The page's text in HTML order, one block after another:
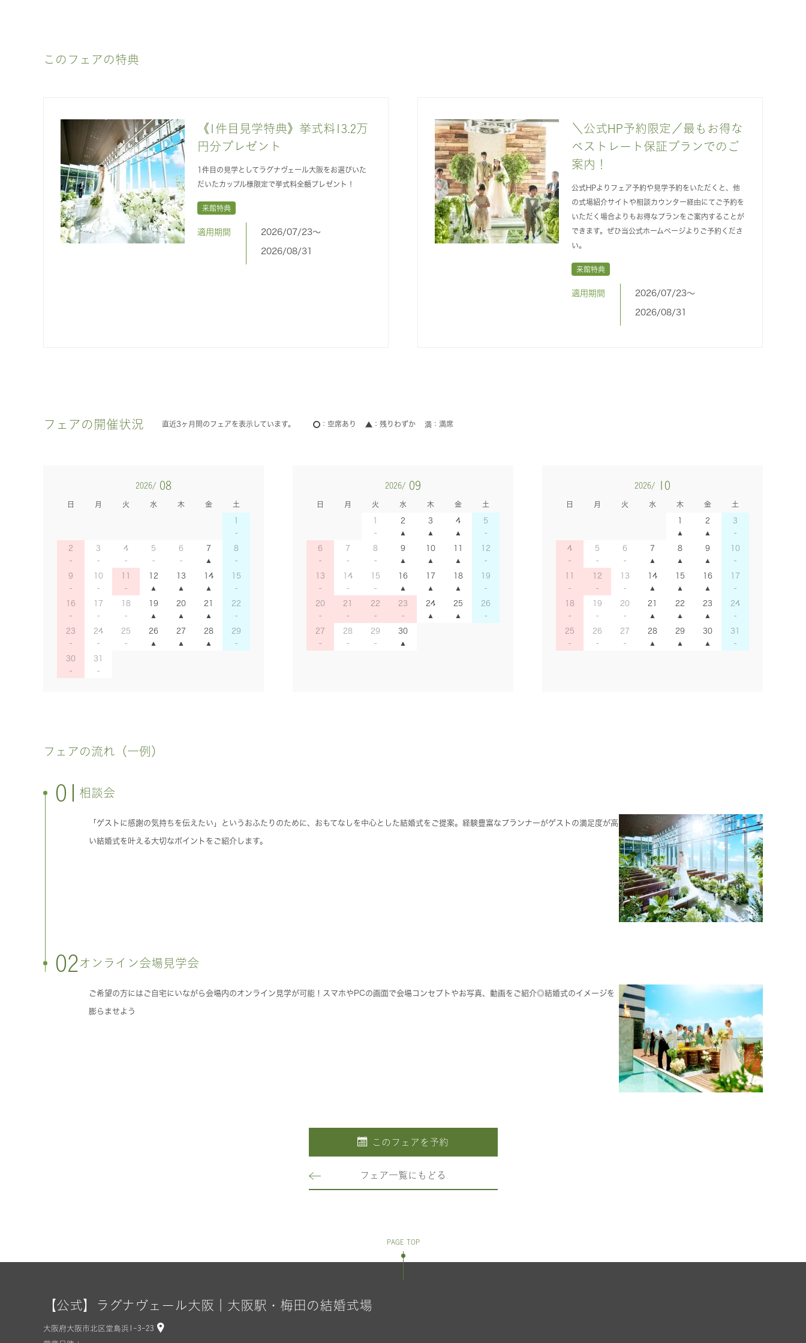
このフェアの特典
《1件目見学特典》挙式料13.2万
円分プレゼント
1件目の見学としてラグナヴェール大阪をお選びいた
だいたカップル様限定で挙式料全額プレゼント！
来館特典
適用期間 2026/07/23〜
2026/08/31
＼公式HP予約限定／最もお得な
ベストレート保証プランでのご
案内！
公式HPよりフェア予約や見学予約をいただくと、他
の式場紹介サイトや相談カウンター経由にてご予約を
いただく場合よりもお得なプランをご案内することが
できます。ぜひ当公式ホームページよりご予約くださ
い。
来館特典
適用期間 2026/07/23〜
2026/08/31
フェアの開催状況 直近3ヶ月間のフェアを表示しています。 空席あり 残りわずか 満席
2026/ 08
日 月 火 水 木 金 土
1
2 3 4 5 6 7 8
9 10 11 12 13 14 15
16 17 18 19 20 21 22
23 24 25 26 27 28 29
30 31
2026/ 09
日 月 火 水 木 金 土
1 2 3 4 5
6 7 8 9 10 11 12
13 14 15 16 17 18 19
20 21 22 23 24 25 26
27 28 29 30
2026/ 10
日 月 火 水 木 金 土
1 2 3
4 5 6 7 8 9 10
11 12 13 14 15 16 17
18 19 20 21 22 23 24
25 26 27 28 29 30 31
フェアの流れ（一例）
01 相談会
「ゲストに感謝の気持ちを伝えたい」というおふたりのために、おもてなしを中心とした結婚式をご提案。経験豊富なプランナーがゲストの満足度が高
い結婚式を叶える大切なポイントをご紹介します。
02 オンライン会場見学会
ご希望の方にはご自宅にいながら会場内のオンライン見学が可能！スマホやPCの画面で会場コンセプトやお写真、動画をご紹介◎結婚式のイメージを
膨らませよう
このフェアを予約
フェア一覧にもどる
PAGE TOP
【公式】ラグナヴェール大阪｜大阪駅・梅田の結婚式場
大阪府大阪市北区堂島浜1-3-23